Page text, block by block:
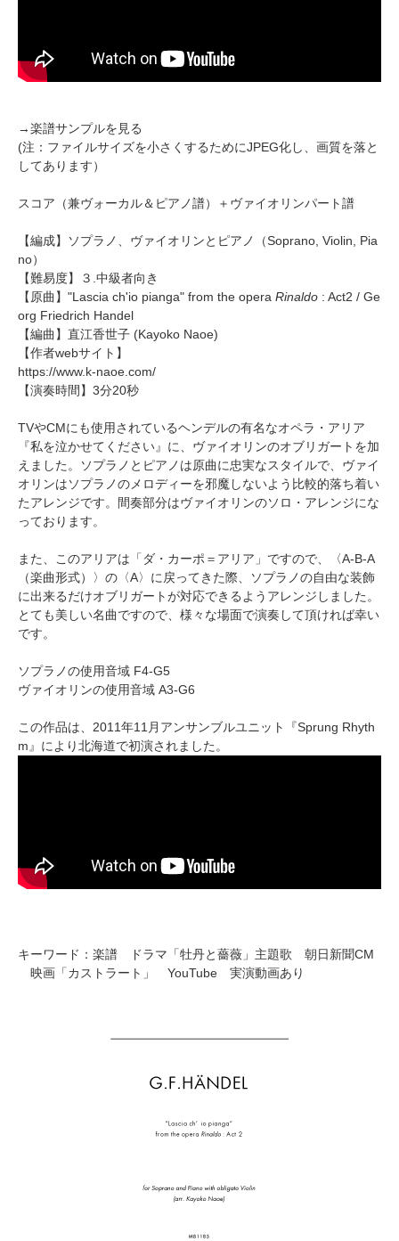
→楽譜サンプルを見る
(注：ファイルサイズを小さくするためにJPEG化し、画質を落と
してあります）
スコア（兼ヴォーカル＆ピアノ譜）＋ヴァイオリンパート譜
【編成】 ソプラノ、ヴァイオリンとピアノ
（Soprano, Violin, Pia
no）
【難易度】３.中級者向き
【原曲】 "Lascia ch'io pianga" from the opera Rinaldo : Act2 / Ge
org Friedrich Handel
【編曲】 直江香世子 (Kayoko Naoe)
【作者webサイト】
https://www.k-naoe.com/
【演奏時間】3分20秒
TVやCMにも使用されているヘンデルの有名なオペラ・アリア
『私を泣かせてください』に、ヴァイオリンのオブリガートを加
えました。ソプラノとピアノは原曲に忠実なスタイルで、ヴァイ
オリンはソプラノのメロディーを邪魔しないよう比較的落ち着い
たアレンジです。間奏部分はヴァイオリンのソロ・アレンジにな
っております。
また、このアリアは「ダ・カーポ＝アリア」ですので、〈A-B-A
（楽曲形式）〉の〈A〉に戻ってきた際、ソプラノの自由な装飾
に出来るだけオブリガートが対応できるようアレンジしました。
とても美しい名曲ですので、様々な場面で演奏して頂ければ幸い
です。
ソプラノの使用音域 F4-G5
ヴァイオリンの使用音域 A3-G6
この作品は、2011年11月アンサンブルユニット『Sprung Rhyth
m』により北海道で初演されました。
キーワード：楽譜 ドラマ「牡丹と薔薇」主題歌 朝日新聞CM
映画「カストラート」 YouTube 実演動画あり